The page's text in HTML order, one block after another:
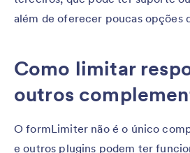
além de oferecer poucas opções
Como limitar
outros
O formLimiter não é o único
e outros plugins podem ter